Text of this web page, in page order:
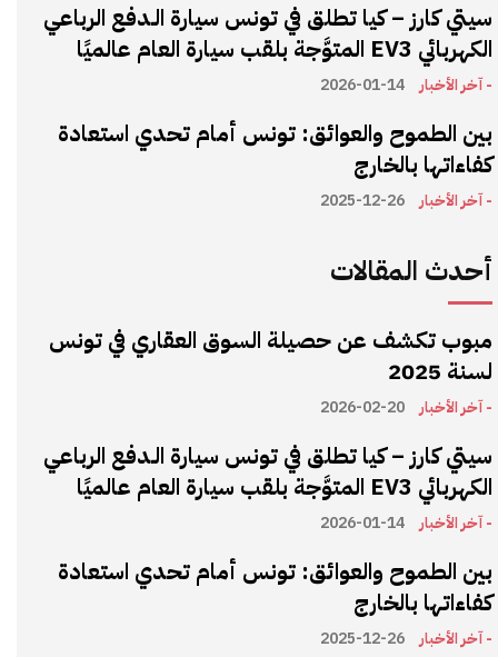
سيتي كارز – كيا تطلق في تونس سيارة الـدفع الرباعي
الكهربائي EV3 المتوَّجة بلقب سيارة العام عالميًا
- آخر الأخبار 2026-01-14
بين الطموح والعوائق: تونس أمام تحدي استعادة
كفاءاتها بالخارج
- آخر الأخبار 2025-12-26
أحدث المقالات
مبوب تكشف عن حصيلة السوق العقاري في تونس
لسنة 2025
- آخر الأخبار 2026-02-20
سيتي كارز – كيا تطلق في تونس سيارة الـدفع الرباعي
الكهربائي EV3 المتوَّجة بلقب سيارة العام عالميًا
- آخر الأخبار 2026-01-14
بين الطموح والعوائق: تونس أمام تحدي استعادة
كفاءاتها بالخارج
- آخر الأخبار 2025-12-26